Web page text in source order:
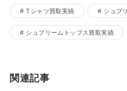
Tシャツ買取実績 シュプ
シュプリームトップス買取実績
関連記事